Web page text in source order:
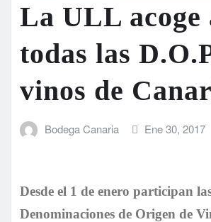
La ULL acoge
todas las
vinos de
Bodega Canaria Ene 30, 2017
Desde el 1 de enero participan
Denominaciones de Origen de